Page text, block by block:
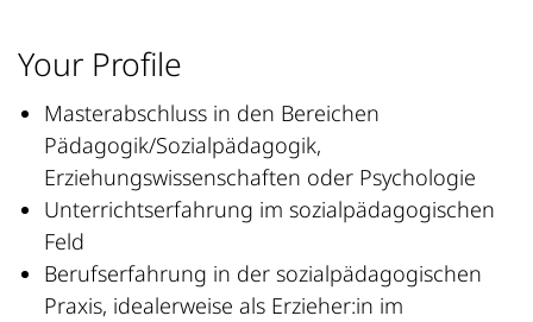
Your Profile
Masterabschluss in den Bereichen
Pädagogik/Sozialpädagogik,
Erziehungswissenschaften oder Psychologie
Unterrichtserfahrung im sozialpädagogischen
Feld
Berufserfahrung in der sozialpädagogischen
Praxis, idealerweise als Erzieher:in im